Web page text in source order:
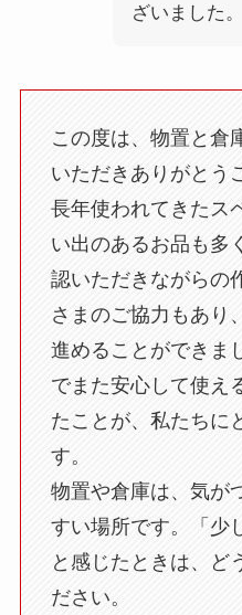
ざいました。
この度は、物置と倉
いただきありがとう
長年使われてきたス
い出のあるお品も多
認いただきながらの
さまのご協力もあり
進めることができま
でまた安心して使え
たことが、私たちに
す。
物置や倉庫は、気が
すい場所です。「少
と感じたときは、ど
ださい。